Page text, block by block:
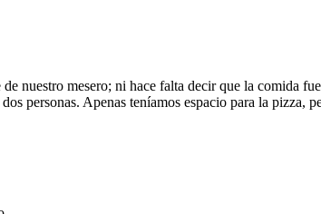
nuestro mesero; ni hace falta decir que la comida
personas. Apenas teníamos espacio para la pizza,